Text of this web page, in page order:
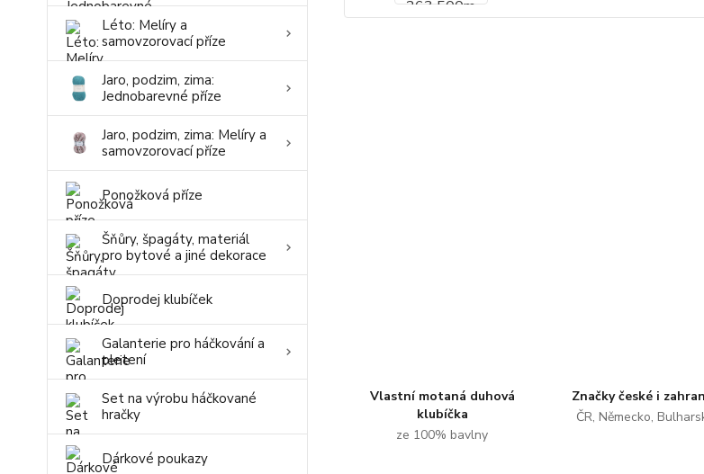
Léto: Melíry a
samovzorovací příze
Jaro, podzim, zima:
Jednobarevné příze
Jaro, podzim, zima: Melíry a
samovzorovací příze
Ponožková příze
Šňůry, špagáty, materiál
pro bytové a jiné dekorace
Doprodej klubíček
Galanterie pro háčkování a
pletení
Set na výrobu háčkované
hračky
Dárkové poukazy
Vlastní motaná duhová
klubíčka
ze 100% bavlny
Značky české i
ČR, Německo,